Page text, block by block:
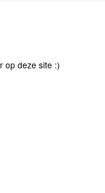
op deze site :)